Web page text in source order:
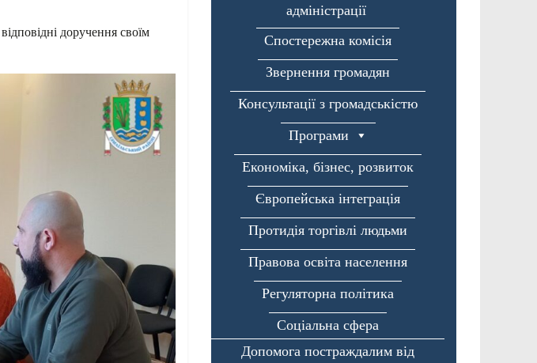
доручення своїм
адміністрації
Спостережна комісія
Звернення громадян
Консультації з громадськістю
Програми
Економіка, бізнес, розвиток
Європейська інтеграція
Протидія торгівлі людьми
Правова освіта населення
Регуляторна політика
Соціальна сфера
Допомога постраждалим від